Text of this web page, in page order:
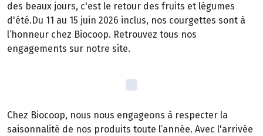
des beaux jours, c'est le retour des fruits et légumes
d'été.Du 11 au 15 juin 2026 inclus, nos courgettes sont à
l’honneur chez Biocoop. Retrouvez tous nos
engagements sur notre site.
Chez Biocoop, nous nous engageons à respecter la
saisonnalité de nos produits toute l’année. Avec l'arrivée